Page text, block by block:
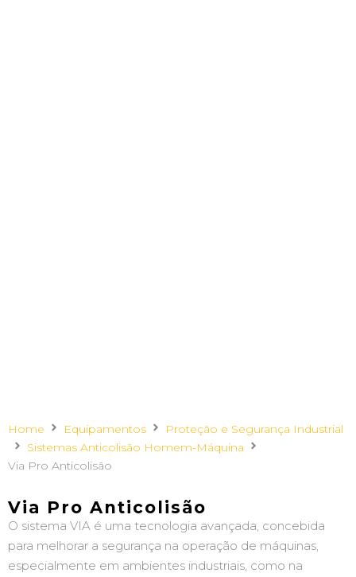
Home Equipamentos
Proteção e Segurança Industrial
Sistemas Anticolisão Homem-Máquina
Via Pro Anticolisão
Via Pro Anticolisão
O sistema VIA é uma tecnologia avançada, concebida
para melhorar a segurança na operação de máquinas,
especialmente em ambientes industriais, como na